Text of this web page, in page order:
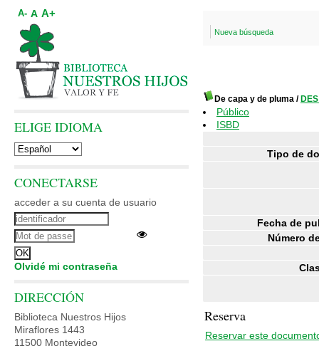
Nueva búsqueda
De capa y de pluma /
Público
ISBD
Tipo de
Fecha de
Número
Reserva
Reservar este
A- A A+
ELIGE IDIOMA
CONECTARSE
acceder a su cuenta de usuario
Olvidé mi contraseña
DIRECCIÓN
Biblioteca Nuestros Hijos
Miraflores 1443
11500 Montevideo